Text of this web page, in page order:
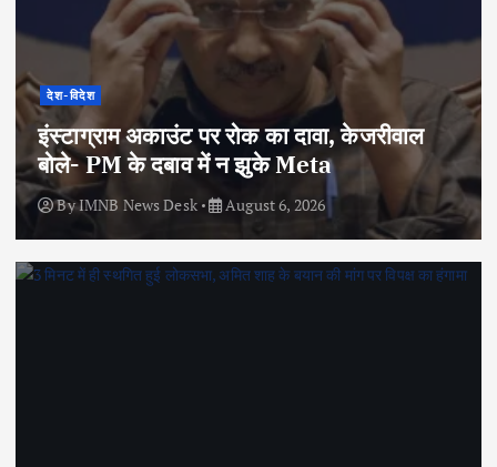
देश-विदेश
इंस्टाग्राम अकाउंट पर रोक का दावा, केजरीवाल
बोले- PM के दबाव में न झुके Meta
ByIMNB News Desk August 6, 2026